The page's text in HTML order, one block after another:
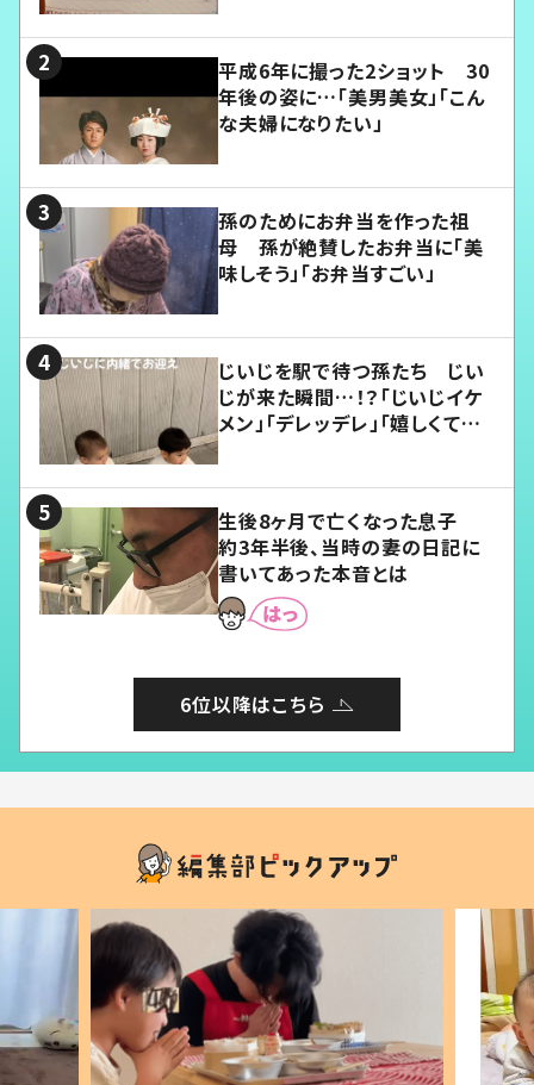
平成6年に撮った2ショット 30
年後の姿に…「美男美女」「こん
な夫婦になりたい」
孫のためにお弁当を作った祖
母 孫が絶賛したお弁当に「美
味しそう」「お弁当すごい」
じいじを駅で待つ孫たち じい
じが来た瞬間…！？「じいじイケ
メン」「デレッデレ」「嬉しくて可
生後8ヶ月で亡くなった息子
約3年半後、当時の妻の日記に
書いてあった本音とは
6位以降はこちら